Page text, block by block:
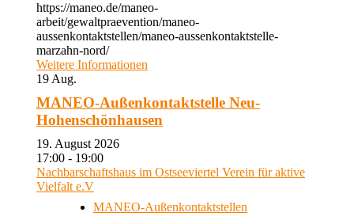
https://maneo.de/maneo-
arbeit/gewaltpraevention/maneo-
aussenkontaktstellen/maneo-aussenkontaktstelle-
marzahn-nord/
Weitere Informationen
19 Aug.
MANEO-Außenkontaktstelle Neu-
Hohenschönhausen
19. August 2026
17:00 - 19:00
Nachbarschaftshaus im Ostseeviertel Verein für aktive
Vielfalt e.V
MANEO-Außenkontaktstellen